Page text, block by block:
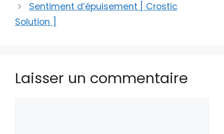
Sentiment d’épuisement [ Crostic
Solution ]
Laisser un commentaire